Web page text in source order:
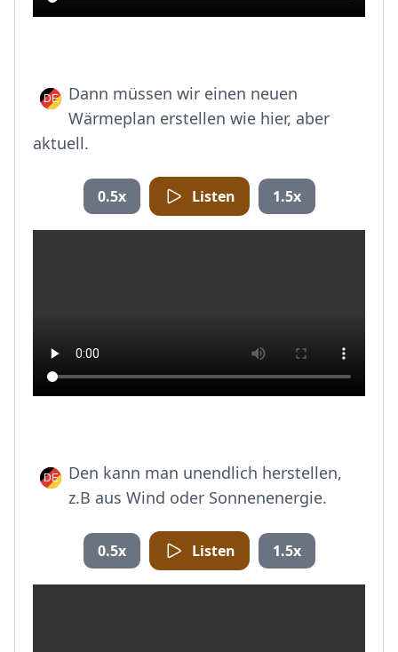
Dann müssen wir einen neuen
Wärmeplan erstellen wie hier, aber
aktuell.
0.5x Listen 1.5x
Den kann man unendlich herstellen,
z.B aus Wind oder Sonnenenergie.
0.5x Listen 1.5x